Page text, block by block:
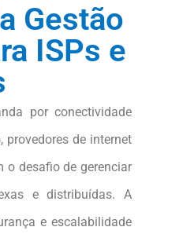
Gestão
ISPs e
por conectividade
provedores de internet
o desafio de gerenciar
e distribuídas. A
e escalabilidade